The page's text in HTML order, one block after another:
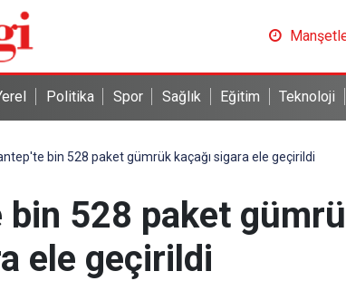
Politika Spor Sağlık Eğitim Teknoloji
bin 528 paket gümrük kaçağı sigara ele geçirildi
bin 528 paket
ele geçirildi